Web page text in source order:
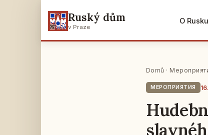
Ruský dům
v Praze
O Rusku
Domů ·
МЕРОПРИЯТИЯ